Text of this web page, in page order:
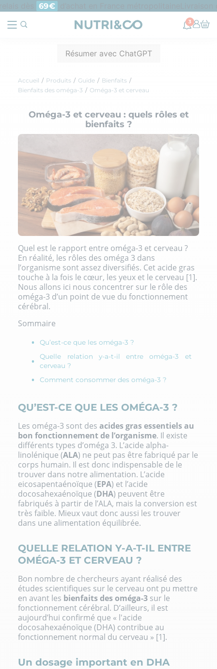
69€ d’achat en France métropolitaine
3
Résumer avec ChatGPT
Accueil Produits Guide
Bienfaits
Bienfaits des oméga-3
Oméga-3 et cerveau
Oméga-3 et cerveau : quels rôles et
bienfaits ?
Quel est le rapport entre oméga-3 et cerveau ?
En réalité, les rôles des oméga 3 dans
l’organisme sont assez diversifiés. Cet acide gras
touche à la fois le cœur, les yeux et le cerveau [1].
Nous allons ici nous concentrer sur le rôle des
oméga-3 d’un point de vue du fonctionnement
cérébral.
Sommaire
Qu’est-ce que les oméga-3 ?
Quelle relation y-a-t-il entre oméga-3 et
cerveau ?
Comment consommer des oméga-3 ?
QU’EST-CE QUE LES OMÉGA-3 ?
Les oméga-3 sont desacides gras essentiels au
bon fonctionnement de l’organisme. Il existe
différents types d’oméga 3. L’acide alpha-
linolénique (ALA) ne peut pas être fabriqué par le
corps humain. Il est donc indispensable de le
trouver dans notre alimentation. L’acide
eicosapentaénoïque (EPA) et l’acide
docosahexaénoïque (DHA) peuvent être
fabriqués à partir de l’ALA, mais la conversion est
très faible. Mieux vaut donc aussi les trouver
dans une alimentation équilibrée.
QUELLE RELATION Y-A-T-IL ENTRE
OMÉGA-3 ET CERVEAU ?
Bon nombre de chercheurs ayant réalisé des
études scientifiques sur le cerveau ont pu mettre
en avant les bienfaits des oméga-3 sur le
fonctionnement cérébral. D’ailleurs, il est
aujourd’hui confirmé que « l'acide
docosahexaénoïque (DHA) contribue au
fonctionnement normal du cerveau » [1].
Un dosage important en DHA